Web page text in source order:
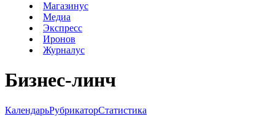
Магазинус
Медиа
Экспресс
Иронов
Журналус
Бизнес-линч
КалендарьРубрикаторСтатистика